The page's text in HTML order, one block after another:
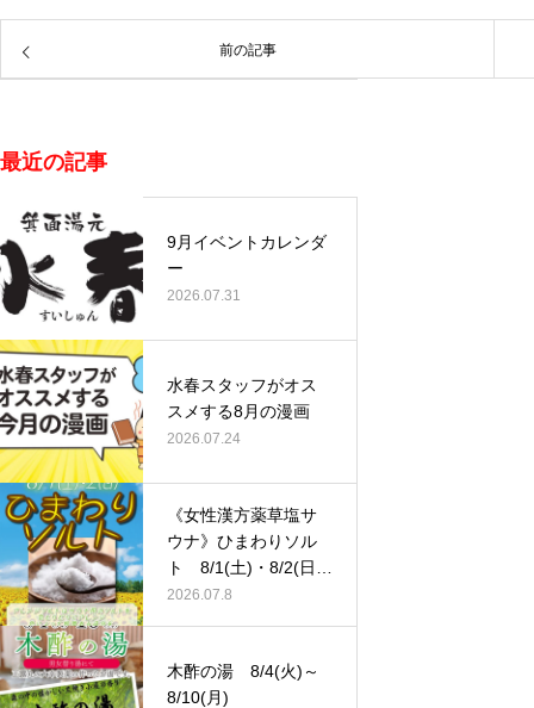
前の記事
最近の記事
9月イベントカレンダ
ー
2026.07.31
水春スタッフがオス
スメする8月の漫画
2026.07.24
《女性漢方薬草塩サ
ウナ》ひまわりソル
ト 8/1(土)・8/2(日)
…
2026.07.8
木酢の湯 8/4(火)～
8/10(月)